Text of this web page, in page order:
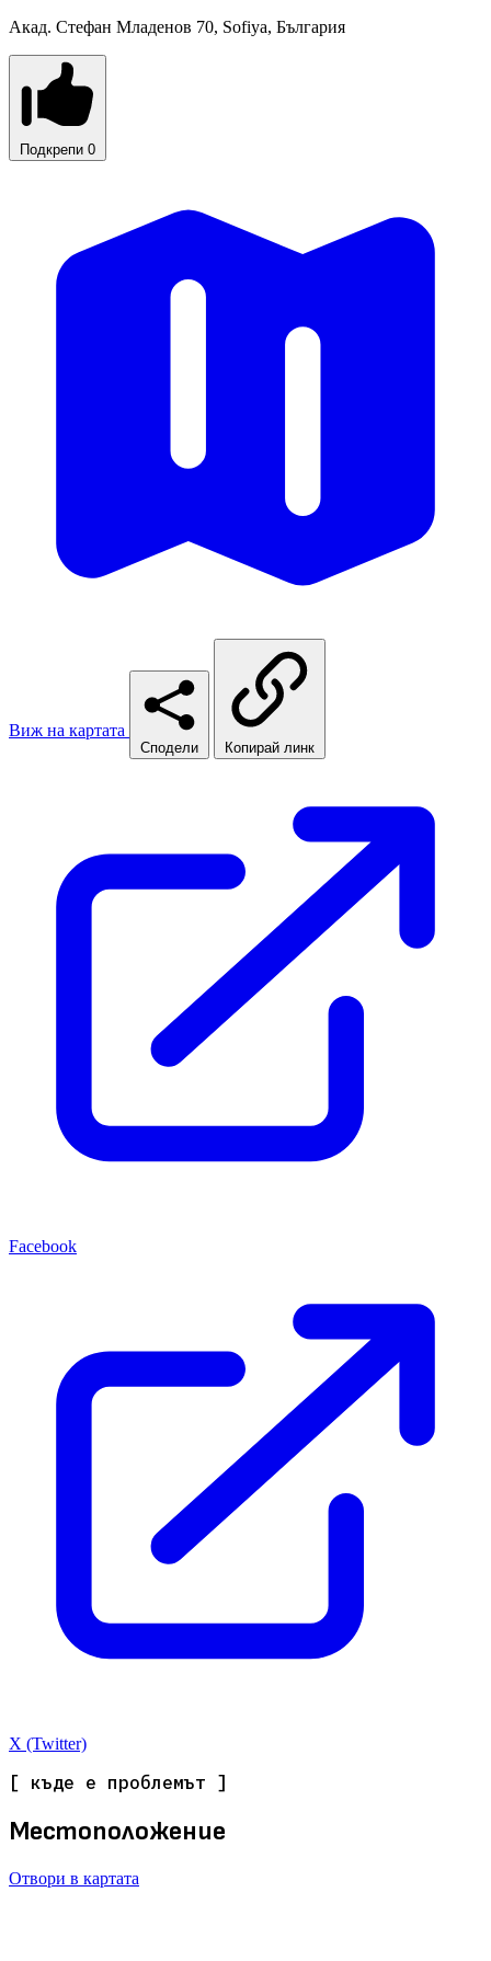
Акад. Стефан Младенов 70, Sofiya, България
Подкрепи 0
Виж на картата
Сподели Копирай линк
Facebook
X (Twitter)
[ къде е проблемът ]
Местоположение
Отвори в картата